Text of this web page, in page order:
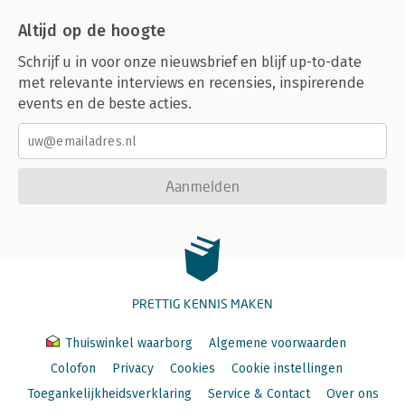
Altijd op de hoogte
Schrijf u in voor onze nieuwsbrief en blijf up-to-date
met relevante interviews en recensies, inspirerende
events en de beste acties.
Aanmelden
PRETTIG KENNIS MAKEN
Thuiswinkel waarborg
Algemene voorwaarden
Colofon
Privacy Cookies
Cookie instellingen
Toegankelijkheidsverklaring
Service & Contact Over ons